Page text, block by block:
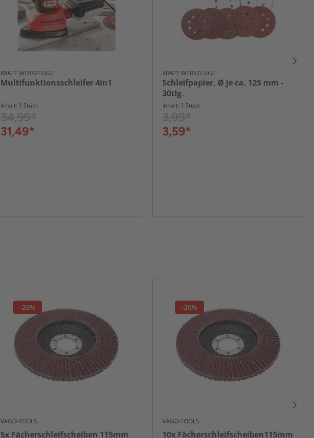
KRAFT WERKZEUGE
Multifunktionsschleifer 4in1
Inhalt: 1 Stück
31,49*
KRAFT WERKZEUGE
Schleifpapier, Ø je ca. 125 mm -
30tlg.
Inhalt: 1 Stück
3,59*
-20%
VAGO-TOOLS
5x Fächerschleifscheiben 115mm
-20%
VAGO-TOOLS
10x Fächerschleifscheiben115mm